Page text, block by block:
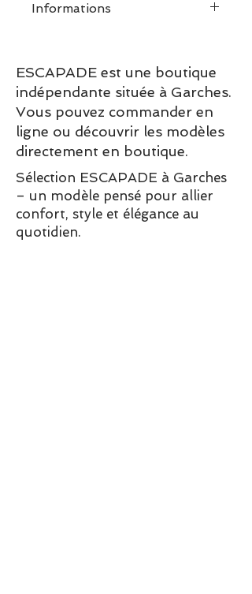
Informations
Hauteur du talon : 6 cm
Pointe de la chaussure : bout
rond
Hauteur de la plate-forme: 1
cm
Fermeture: Fermoir
Semelle amovible: Non
ESCAPADE est une boutique
indépendante située à Garches.
Vous pouvez commander en
ligne ou découvrir les modèles
directement en boutique.
Sélection ESCAPADE à Garches
– un modèle pensé pour allier
confort, style et élégance au
quotidien.